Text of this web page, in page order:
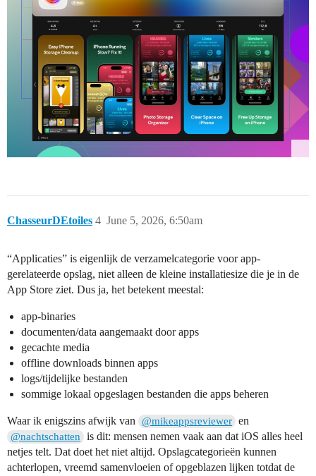
ChasseurDEtoiles June 5, 2026, 6:50am
4
“Applicaties” is eigenlijk de verzamelcategorie voor app-
gerelateerde opslag, niet alleen de kleine installatiesize die je in de
App Store ziet. Dus ja, het betekent meestal:
app-binaries
documenten/data aangemaakt door apps
gecachte media
offline downloads binnen apps
logs/tijdelijke bestanden
sommige lokaal opgeslagen bestanden die apps beheren
Waar ik enigszins afwijk van @mikeappsreviewer en
@nachtschatten
is dit: mensen nemen vaak aan dat iOS alles heel
netjes telt. Dat doet het niet altijd. Opslagcategorieën kunnen
achterlopen, vreemd samenvloeien of opgeblazen lijken totdat de